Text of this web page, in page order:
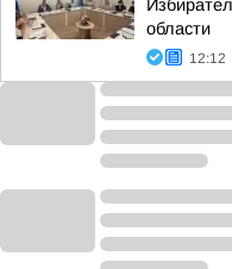
области
12:12